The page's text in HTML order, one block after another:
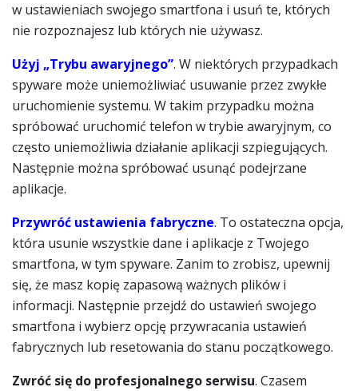
w ustawieniach swojego smartfona i usuń te, których
nie rozpoznajesz lub których nie używasz.
Użyj „Trybu awaryjnego”. W niektórych przypadkach
spyware może uniemożliwiać usuwanie przez zwykłe
uruchomienie systemu. W takim przypadku można
spróbować uruchomić telefon w trybie awaryjnym, co
często uniemożliwia działanie aplikacji szpiegujących.
Następnie można spróbować usunąć podejrzane
aplikacje.
Przywróć ustawienia fabryczne. To ostateczna opcja,
która usunie wszystkie dane i aplikacje z Twojego
smartfona, w tym spyware. Zanim to zrobisz, upewnij
się, że masz kopię zapasową ważnych plików i
informacji. Następnie przejdź do ustawień swojego
smartfona i wybierz opcję przywracania ustawień
fabrycznych lub resetowania do stanu początkowego.
Zwróć się do profesjonalnego serwisu. Czasem